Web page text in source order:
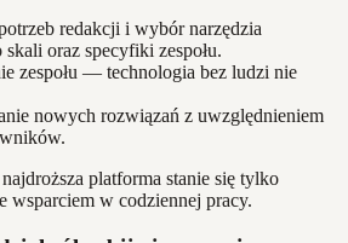
redakcji i wybór narzędzia
oraz specyfiki zespołu.
zespołu — technologia bez ludzi nie
nowych rozwiązań z uwzględnieniem
platforma stanie się tylko
wsparciem w codziennej pracy.